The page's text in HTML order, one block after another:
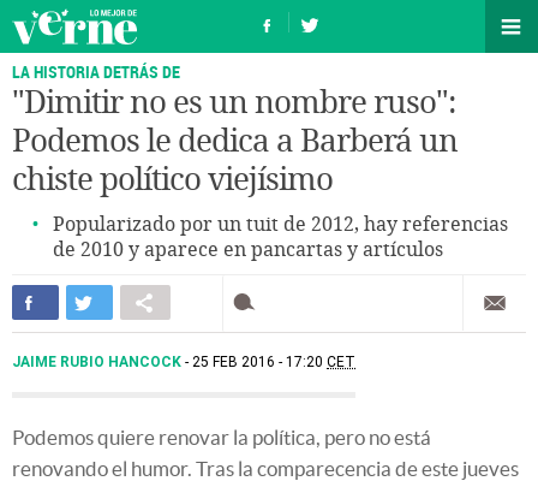
LA HISTORIA DETRÁS DE
"Dimitir no es un nombre ruso":
Podemos le dedica a Barberá un
chiste político viejísimo
Popularizado por un tuit de 2012, hay referencias
de 2010 y aparece en pancartas y artículos
JAIME RUBIO HANCOCK 25 FEB 2016 - 17:20 CET
Podemos quiere renovar la política, pero no está
renovando el humor. Tras la comparecencia de este jueves